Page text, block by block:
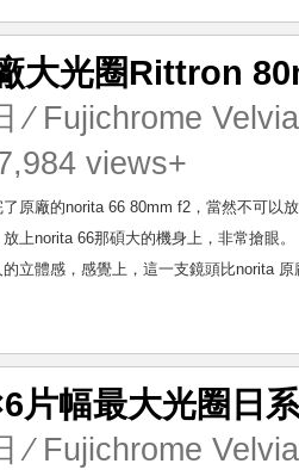
大光圈Rittron
⁄ Fujichrome
views+
了原廠的norita 66 80mm f2，當然不可以
放上norita 66那碩大的機身上，非常搶眼
的立體感，感覺上，這一支鏡頭比norita
片幅最大光圈日
⁄ Fujichrome